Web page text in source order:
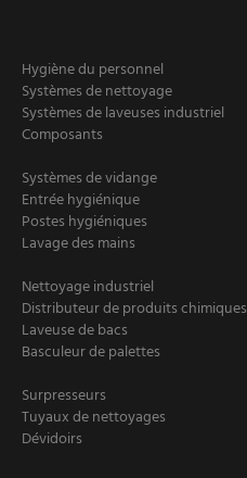
Hygiène du personnel
Systèmes de nettoyage
Systèmes de laveuses industriel
Composants
Systèmes de vidange
Entrée hygiénique
Postes hygiéniques
Lavage des mains
Nettoyage industriel
Distributeur de produits chimiques
Laveuse de bacs
Basculeur de palettes
Surpresseurs
Tuyaux de nettoyages
Dévidoirs